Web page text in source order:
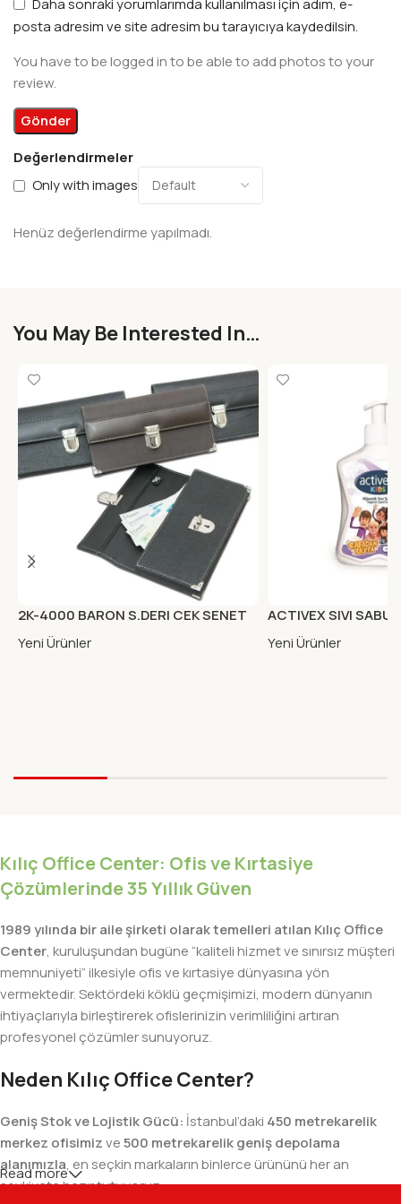
Değerlendirmeler
Only with images
Henüz değerlendirme yapılmadı.
Daha sonraki yorumlarımda kullanılması için adım, e-
posta adresim ve site adresim bu tarayıcıya kaydedilsin.
You have to be logged in to be able to add photos to your
review.
You May Be Interested In…
2K-4000 BARON S.DERI CEK SENET
PORTFOYU KAHVE
Yeni Ürünler
ACTIVEX SIVI
Yeni Ürünler
Kılıç Office Center: Ofis ve Kırtasiye
Çözümlerinde 35 Yıllık Güven
1989 yılında bir aile şirketi olarak temelleri atılan Kılıç Office
Center, kuruluşundan bugüne “kaliteli hizmet ve sınırsız müşteri
memnuniyeti” ilkesiyle ofis ve kırtasiye dünyasına yön
vermektedir. Sektördeki köklü geçmişimizi, modern dünyanın
ihtiyaçlarıyla birleştirerek ofislerinizin verimliliğini artıran
profesyonel çözümler sunuyoruz.
Neden Kılıç Office Center?
Geniş Stok ve Lojistik Gücü: İstanbul’daki 450 metrekarelik
merkez ofisimizve500 metrekarelik geniş depolama
alanımızla, en seçkin markaların binlerce ürününü her an
sevkiyata hazır tutuyoruz.
Read more